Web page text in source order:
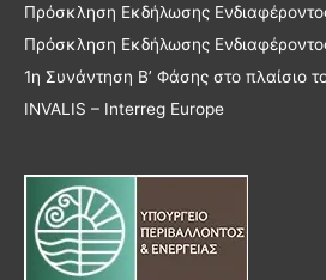
Πρόσκληση Εκδήλωσης
Πρόσκληση Εκδήλωσης
1η Συνάντηση Β’ Φάσης στο πλαίσιο
INVALIS – Interreg Europe